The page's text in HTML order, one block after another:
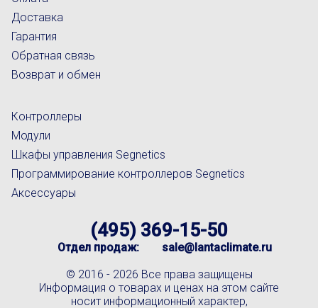
Доставка
Гарантия
Обратная связь
Возврат и обмен
Контроллеры
Модули
Шкафы управления Segnetics
Программирование контроллеров Segnetics
Аксессуары
(495) 369-15-50
Отдел продаж: sale@lantaclimate.ru
© 2016 - 2026 Все права защищены
Информация о товарах и ценах на этом сайте
носит информационный характер,